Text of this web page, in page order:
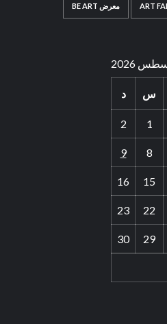
معرض BE ART
2026
س د
1
2
8
9
15
16
22
23
29
30